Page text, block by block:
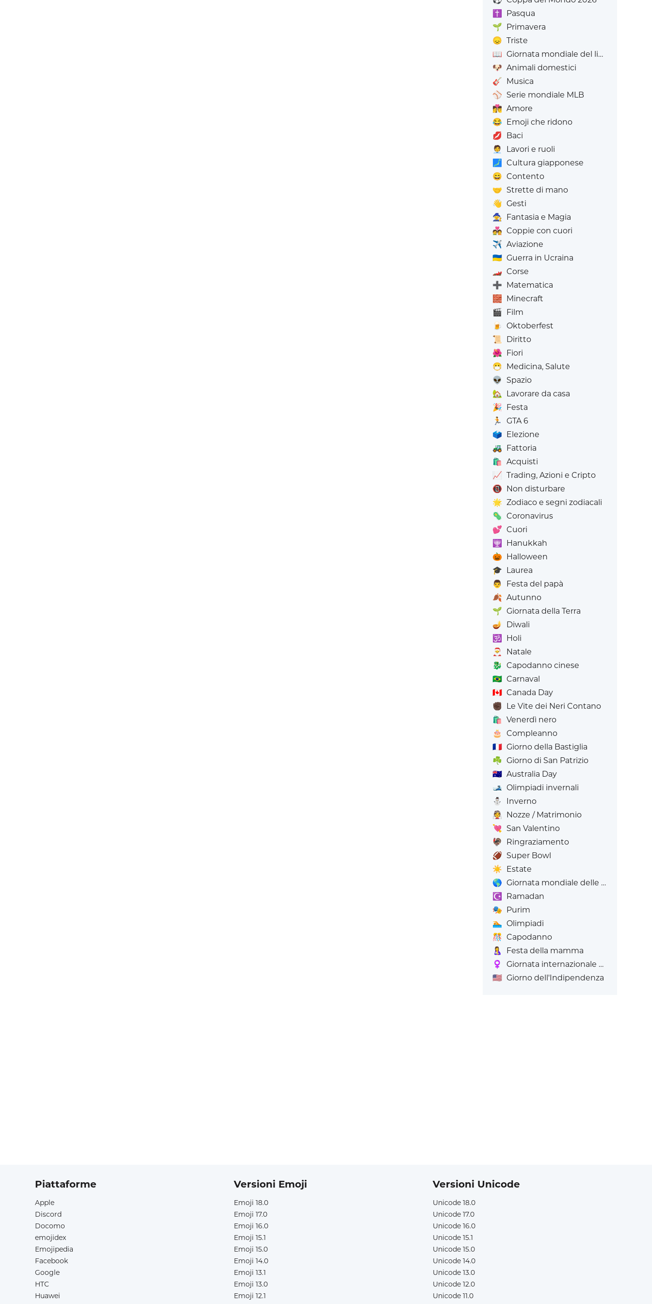
✝️
Pasqua
🌱 Primavera
😞 Triste
📖 Giornata mondiale del libro
🐶 Animali domestici
🎸 Musica
⚾ Serie mondiale MLB
👩‍❤️‍💋‍👨 Amore
😂 Emoji che ridono
💋 Baci
🧑‍💼
Lavori e ruoli
🗾 Cultura giapponese
😄 Contento
🤝 Strette di mano
👋 Gesti
🧙 Fantasia e Magia
💑 Coppie con cuori
✈️ Aviazione
🇺🇦 Guerra in Ucraina
🏎️ Corse
➕ Matematica
🧱 Minecraft
🎬 Film
🍺
Oktoberfest
📜
Diritto
🌺 Fiori
😷 Medicina, Salute
👽
Spazio
🏡
Lavorare da casa
🎉 Festa
🏃
GTA 6
🗳️ Elezione
🚜 Fattoria
🛍️ Acquisti
📈 Trading, Azioni e Cripto
📵 Non disturbare
🌟 Zodiaco e segni zodiacali
🦠 Coronavirus
💕 Cuori
🕎
Hanukkah
🎃 Halloween
🎓 Laurea
👨
Festa del papà
🍂 Autunno
🌱 Giornata della Terra
🪔
Diwali
🕉️
Holi
🎅
Natale
🐉 Capodanno cinese
🇧🇷 Carnaval
🇨🇦 Canada Day
✊🏿 Le Vite dei Neri Contano
🛍️ Venerdì nero
🎂
Compleanno
🇫🇷 Giorno della Bastiglia
☘️ Giorno di San Patrizio
🇦🇺 Australia Day
🎿 Olimpiadi invernali
⛄
Inverno
👰 Nozze / Matrimonio
💘 San Valentino
🦃
Ringraziamento
🏈 Super Bowl
☀️ Estate
🌎 Giornata mondiale delle Emoji
☪️
Ramadan
🎭 Purim
🏊 Olimpiadi
🎊 Capodanno
🤱
Festa della mamma
♀️
Giornata internazionale della donna
🇺🇸 Giorno dell'Indipendenza
Piattaforme
Apple
Discord
Docomo
emojidex
Emojipedia
Facebook
Google
HTC
Huawei
Versioni Emoji
Emoji 18.0
Emoji 17.0
Emoji 16.0
Emoji 15.1
Emoji 15.0
Emoji 14.0
Emoji 13.1
Emoji 13.0
Emoji 12.1
Versioni Unicode
Unicode 18.0
Unicode 17.0
Unicode 16.0
Unicode 15.1
Unicode 15.0
Unicode 14.0
Unicode 13.0
Unicode 12.0
Unicode 11.0